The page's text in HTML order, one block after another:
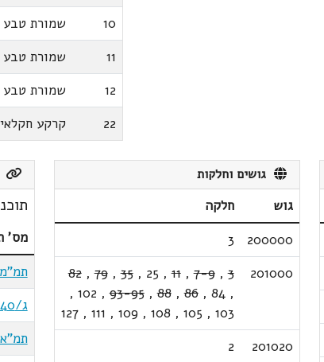
10
שמורת טבע
11
שמורת טבע
12
שמורת טבע
22
קרקע
גושים וחלקות
גוש
חלקה
200000
3
201000
3
,
7-9
,
11
,
25
,
35
,
79
,
82
,
84
,
86
,
88
,
93-95
,
102
,
103
,
105
,
108
,
109
,
111
,
127
201020
2
מס'
תמ"מ 2 שינוי 3
ג/6540
תמ"א 3 שינוי 11ב